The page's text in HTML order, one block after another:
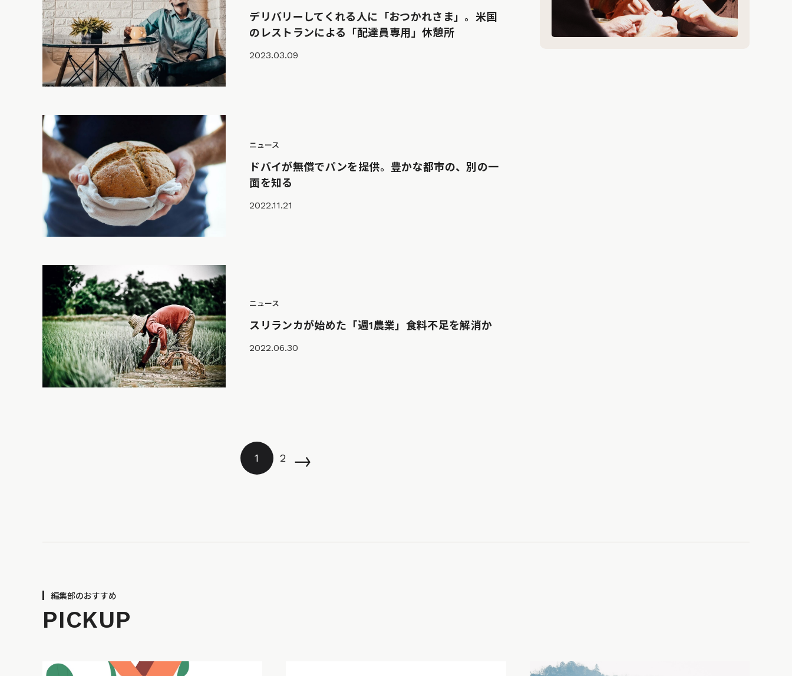
デリバリーしてくれる人に「おつかれさま」。米国
のレストランによる「配達員専用」休憩所
2023.03.09
ニュース
ドバイが無償でパンを提供。豊かな都市の、別の一
面を知る
2022.11.21
ニュース
スリランカが始めた「週1農業」食料不足を解消か
2022.06.30
1 2 →
編集部のおすすめ
PICKUP